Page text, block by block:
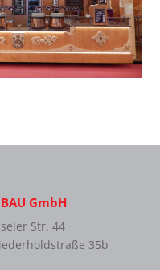
GmbH
Str. 44
35b